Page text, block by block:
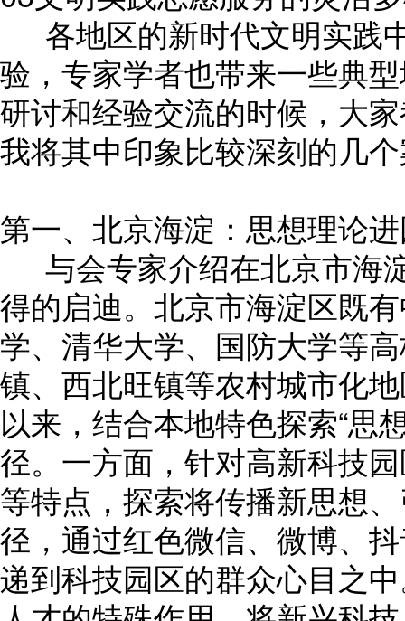
各地区的新时代文明实践
验，专家学者也带来一些典
研讨和经验交流的时候，大
我将其中印象比较深刻的几
第一、北京海淀：思想理论
与会专家介绍在北京市海
得的启迪。北京市海淀区既
学、清华大学、国防大学等
镇、西北旺镇等农村城市化
以来，结合本地特色探索“思
径。一方面，针对高新科技
等特点，探索将传播新思想
径，通过红色微信、微博、
递到科技园区的群众心目之